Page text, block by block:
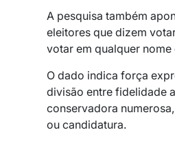
A pesquisa também
eleitores que dizem
votar em qualquer
O dado indica força
divisão entre fidelidade
conservadora
ou candidatura.